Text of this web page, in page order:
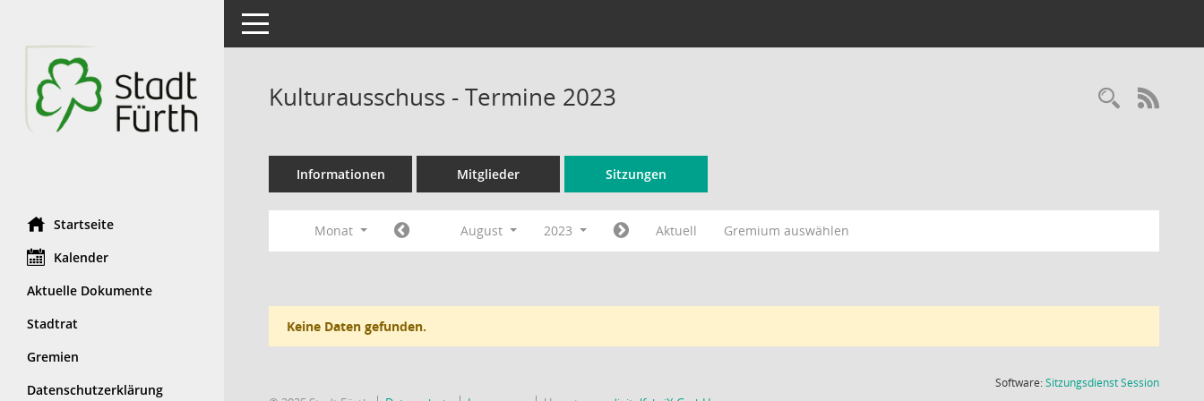
Startseite
Kalender
Aktuelle Dokumente
Stadtrat
Gremien
Datenschutzerklärung
Toggle navigation
Kulturausschuss - Termine 2023
Informationen Mitglieder Sitzungen
Monat August 2023 Aktuell Gremium auswählen
Keine Daten gefunden.
Software:SitzungsdienstSession(Wird in